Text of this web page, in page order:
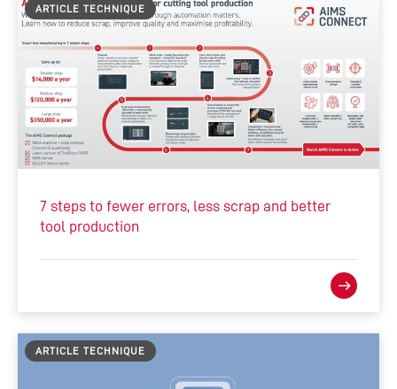
ARTICLE TECHNIQUE
7 steps to fewer errors, less scrap and better
tool production
ARTICLE TECHNIQUE